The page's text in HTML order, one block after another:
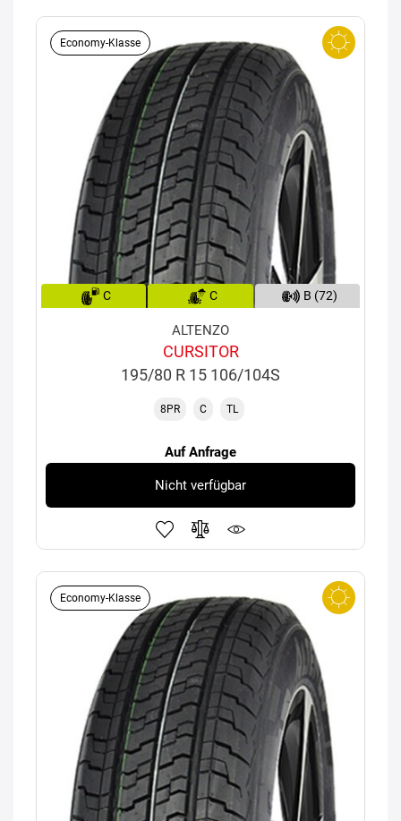
Economy-Klasse
C C B (72)
ALTENZO
CURSITOR
195/80 R 15 106/104S
8PR C TL
Auf Anfrage
Nicht verfügbar
Economy-Klasse